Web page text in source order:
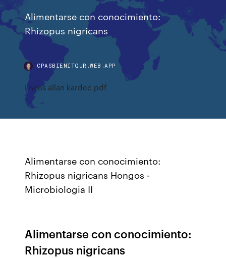
Alimentarse con conocimiento:
Rhizopus nigricans
CPASBIENITQJR.WEB.APP
Livros allan kardec pdf
Alimentarse con conocimiento:
Rhizopus nigricans Hongos -
Microbiologia II
Alimentarse con conocimiento:
Rhizopus nigricans